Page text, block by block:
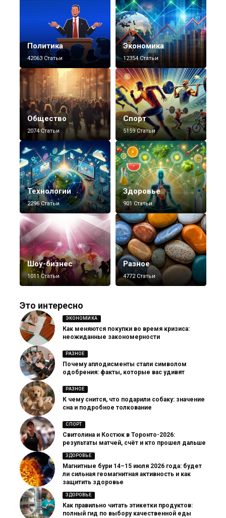
Политика
42063 Статьи
Экономика
12354 Статьи
Общество
2074 Статьи
Спорт
5159 Статьи
Технологии
2296 Статьи
Здоровье
901 Статьи
Шоу-бизнес
1011 Статьи
Разное
4772 Статьи
Это интересно
ЭКОНОМИКА
Как меняются покупки во время кризиса:
неожиданные закономерности
РАЗНОЕ
Почему аплодисменты стали символом
одобрения: факты, которые вас удивят
РАЗНОЕ
К чему снится, что подарили собаку: значение
сна и подробное толкование
СПОРТ
Свитолина и Костюк в Торонто-2026:
результаты матчей, счёт и кто прошел дальше
ЗДОРОВЬЕ
Магнитные бури 14–15 июля 2026 года: будет
ли сильная геомагнитная активность и как
защитить здоровье
ЗДОРОВЬЕ
Как правильно читать этикетки продуктов:
полный гид по выбору качественной еды